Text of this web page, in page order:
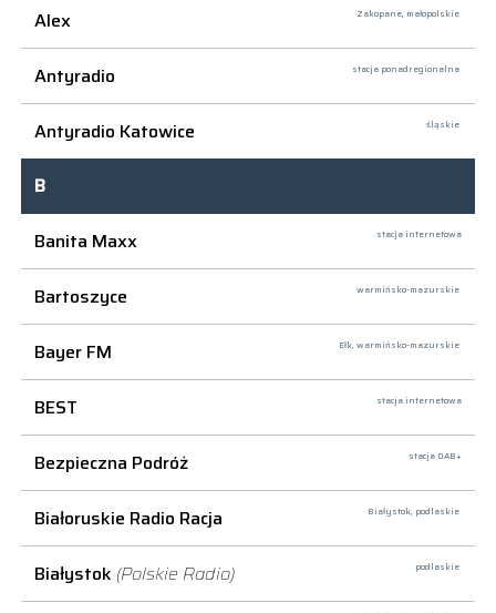
Alex Zakopane, małopolskie
Antyradio stacja ponadregionalna
Antyradio Katowice śląskie
B
Banita Maxx
stacja internetowa
Bartoszyce warmińsko-mazurskie
Bayer FM Ełk, warmińsko-mazurskie
BEST stacja internetowa
Bezpieczna Podróż stacja DAB+
Białoruskie Radio Racja Białystok, podlaskie
Białystok (Polskie Radio) podlaskie